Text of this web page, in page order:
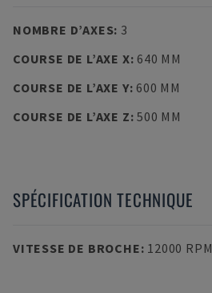
NOMBRE D’AXES: 3
COURSE DE L’AXE X: 640 MM
COURSE DE L’AXE Y: 600 MM
COURSE DE L’AXE Z:500 MM
SPÉCIFICATION TECHNIQUE
VITESSE DE BROCHE: 12000 RPM